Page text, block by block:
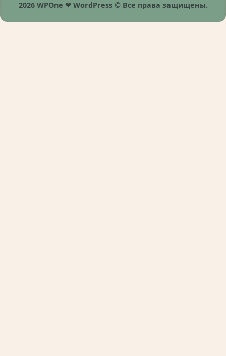
2026 WPOne ❤ WordPress © Все права защищены.